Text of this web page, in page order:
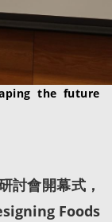
the future
會開幕式，
Foods